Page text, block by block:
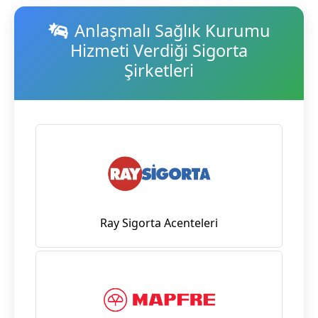
Anlaşmalı Sağlık Kurumu
Hizmeti Verdiği Sigorta
Şirketleri
Ray Sigorta Acenteleri